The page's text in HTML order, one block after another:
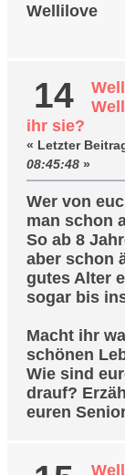
Wellilove
14
ihr sie?
« Letzter
08:45:48 »
Wer von
man schon
So ab 8
aber schon
gutes Alter
sogar bis
Macht ihr
schönen
Wie sind
drauf?
euren